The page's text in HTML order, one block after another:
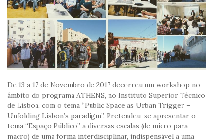
De 13 a 17 de Novembro de 2017 decorreu um workshop no
âmbito do programa ATHENS, no Instituto Superior Técnico
de Lisboa, com o tema “Public Space as Urban Trigger –
Unfolding Lisbon’s paradigm”. Pretendeu-se apresentar o
tema “Espaço Público” a diversas escalas (de micro para
macro) de uma forma interdisciplinar, indispensável a uma